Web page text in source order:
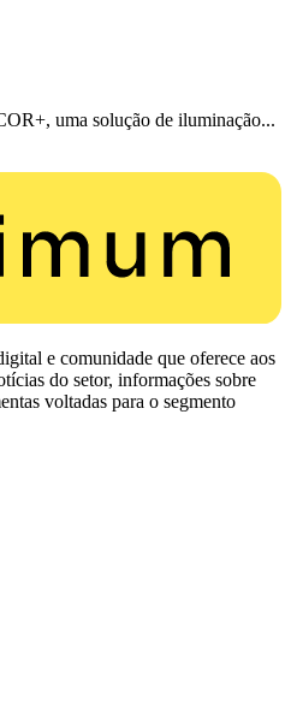
uma solução de iluminação...
e comunidade que oferece aos
do setor, informações sobre
voltadas para o segmento